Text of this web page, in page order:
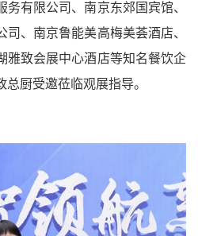
有限公司、南京东郊国宾馆、
、南京鲁能美高梅美荟酒店、
雅致会展中心酒店等知名餐饮企
厨受邀莅临观展指导。